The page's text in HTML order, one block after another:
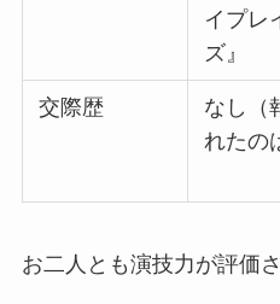
イプレ
ズ』
交際歴
なし（
れたの
お二人とも演技力が評価